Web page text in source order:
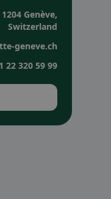
Genève,
Switzerland
geneve.ch
22 320 59 99